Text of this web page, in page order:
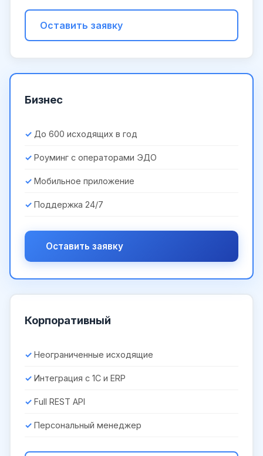
Оставить заявку
Бизнес
До 600 исходящих в год
Роуминг с операторами ЭДО
Мобильное приложение
Поддержка 24/7
Оставить заявку
Корпоративный
Неограниченные исходящие
Интеграция с 1С и ERP
Full REST API
Персональный менеджер